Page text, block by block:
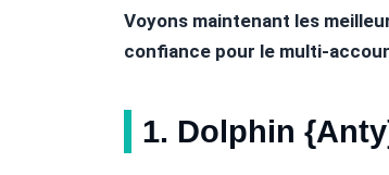
Voyons maintenant les
confiance pour le multi-
1. Dolphin